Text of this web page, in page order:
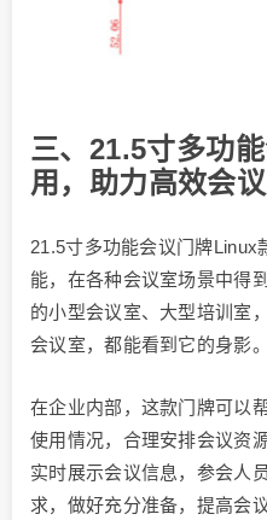
三、21.5寸多功
用，助力高效会议
21.5寸多功能会议门牌Linux
能，在各种会议室场景中得
的小型会议室、大型培训室
会议室，都能看到它的身影。
在企业内部，这款门牌可以
使用情况，合理安排会议资
实时展示会议信息，参会人
求，做好充分准备，提高会议